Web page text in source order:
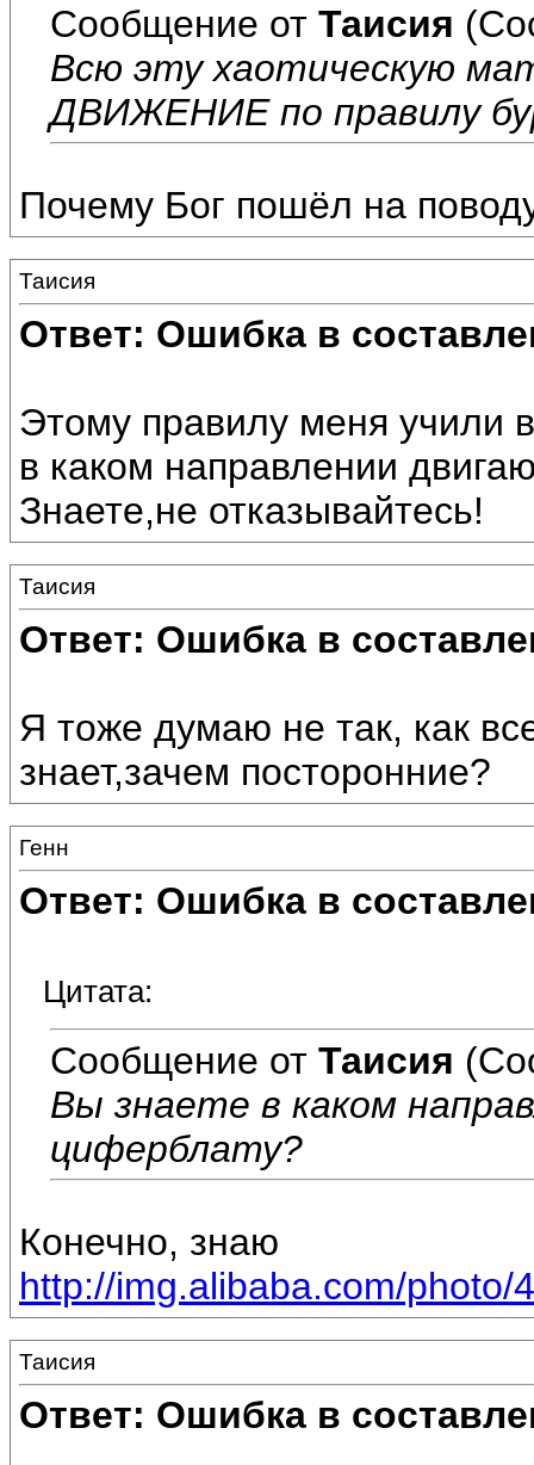
Сообщение от Таисия
Всю эту хаотическую
ДВИЖЕНИЕ по правилу
Почему Бог пошёл на
Таисия
Ответ: Ошибка в
Этому правилу меня учили
в каком направлении
Знаете,не отказывайтесь!
Таисия
Ответ: Ошибка в
Я тоже думаю не так, как
знает,зачем посторонние?
Генн
Ответ: Ошибка в
Цитата:
Сообщение от Таисия
Вы знаете в каком
циферблату?
Конечно, знаю
http://img.alibaba.com/photo/
Таисия
Ответ: Ошибка в